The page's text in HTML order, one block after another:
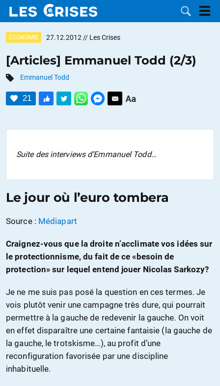
LES
NOUS
CONTACTER
FAIRE UN
ÉCONOMIE 27.12.2012 // Les Crises
[Articles] Emmanuel Todd (2/3)
Emmanuel Todd
21
Suite des interviews d’Emmanuel Todd…
Le jour où l’euro tombera
Source : Médiapart
Craignez-vous que la droite n’acclimate vos idées sur
le protectionnisme, du fait de ce «besoin de
protection» sur lequel entend jouer Nicolas Sarkozy?
Je ne me suis pas posé la question en ces termes. Je
vois plutôt venir une campagne très dure, qui pourrait
permettre à la gauche de redevenir la gauche. On voit
en effet disparaître une certaine fantaisie (la gauche de
la gauche, le trotskisme…), au profit d’une
reconfiguration favorisée par une discipline
inhabituelle.